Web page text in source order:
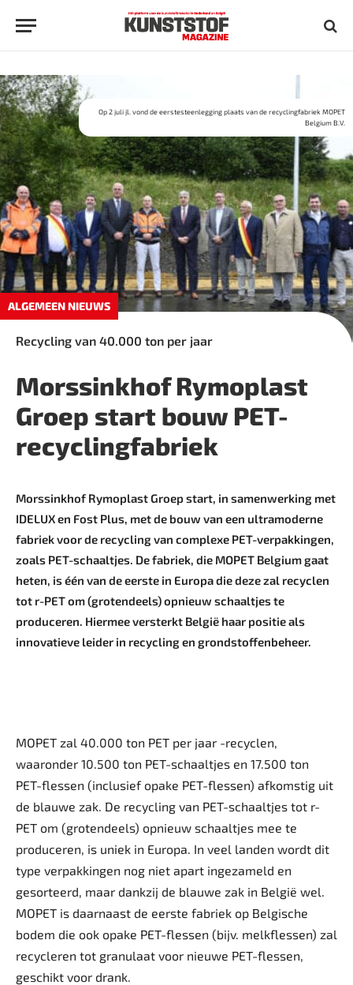
ALGEMEEN NIEUWS
Op 2 juli jl. vond de eerstesteenlegging plaats van de recyclingfabriek MOPET
Belgium B.V.
Recycling van 40.000 ton per jaar
Morssinkhof Rymoplast
Groep start bouw PET-
recyclingfabriek
Morssinkhof Rymoplast Groep start, in samenwerking met
IDELUX en Fost Plus, met de bouw van een ultramoderne
fabriek voor de recycling van complexe PET-verpakkingen,
zoals ­PET-schaaltjes. De fabriek, die MOPET Belgium gaat
heten, is één van de eerste in Europa die deze zal ­recyclen
tot r-PET om (grotendeels) opnieuw schaaltjes te
produceren. Hiermee versterkt ­België haar positie als
innovatieve leider in recycling en grondstoffenbeheer.
MOPET zal 40.000 ton PET per jaar -recyclen,
waaronder 10.500 ton PET-schaaltjes en 17.500 ton
PET-flessen (inclusief opake PET-flessen) afkomstig uit
de blauwe zak. De recycling van PET-schaaltjes tot r-
PET om (grotendeels) opnieuw schaaltjes mee te
produceren, is uniek in Europa. In veel landen wordt dit
type verpakkingen nog niet apart ingezameld en
gesorteerd, maar dankzij de blauwe zak in België wel.
MOPET is daarnaast de eerste fabriek op Belgische
bodem die ook opake PET-flessen (bijv. melkflessen) zal
recycleren tot granulaat voor nieuwe PET-flessen,
geschikt voor drank.